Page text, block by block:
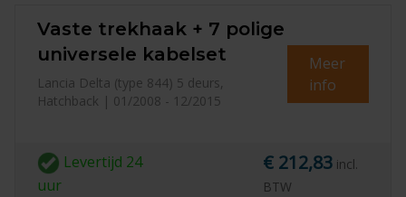
Vaste trekhaak + 7 polige
universele kabelset
Lancia Delta (type 844) 5 deurs,
Hatchback | 01/2008 - 12/2015
Meer
info
Levertijd 24
uur
€ 212,83 incl.
BTW